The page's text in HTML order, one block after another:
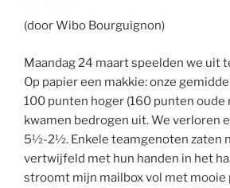
(door Wibo Bourguignon)
Maandag 24 maart speelden we uit
Op papier een makkie: onze
100 punten hoger (160 punten oude
kwamen bedrogen uit. We verloren
5½-2½. Enkele teamgenoten zaten
vertwijfeld met hun handen in het
stroomt mijn mailbox vol met mooie